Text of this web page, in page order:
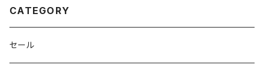
CATEGORY
セール